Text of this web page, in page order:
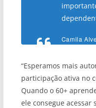
Camila
Farmácia
“Esperamos mais
participação ativa no
Quando o 60+
ele consegue acessar